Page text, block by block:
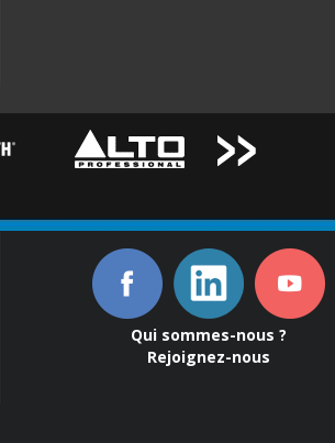
Qui sommes-nous ?
Rejoignez-nous